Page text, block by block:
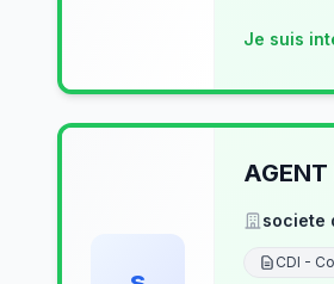
Je suis
AGENT
societe
CDI -